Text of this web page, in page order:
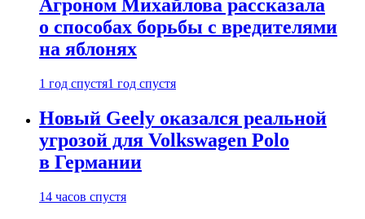
Агроном Михайлова рассказала
о способах борьбы с вредителями
на яблонях
1 год спустя1 год спустя
Новый Geely оказался реальной
угрозой для Volkswagen Polo
в Германии
14 часов спустя